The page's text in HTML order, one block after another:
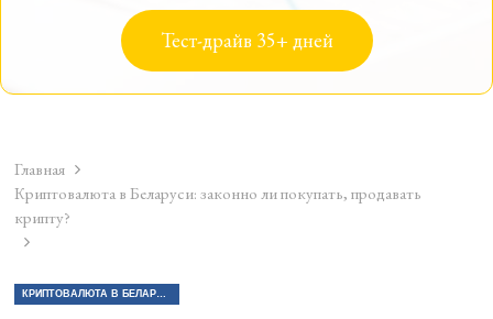
Тест-драйв 35+ дней
Главная
Криптовалюта в Беларуси: законно ли покупать, продавать
крипту?
КРИПТОВАЛЮТА В БЕЛАРУСИ: ЗАКОННО ЛИ ПОКУПАТЬ, ПРОДАВАТЬ КРИПТУ?